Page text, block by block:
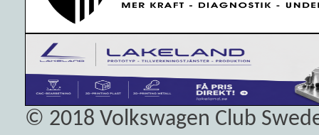
© 2018 Volkswagen Club